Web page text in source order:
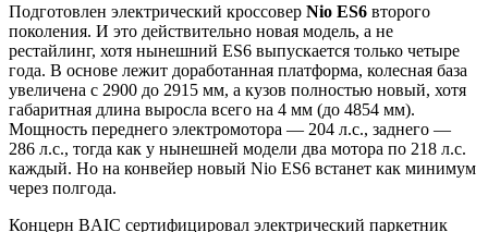
Подготовлен электрический кроссовер Nio ES6 второго
поколения. И это действительно новая модель, а не
рестайлинг, хотя нынешний ES6 выпускается только четыре
года. В основе лежит доработанная платформа, колесная база
увеличена с 2900 до 2915 мм, а кузов полностью новый, хотя
габаритная длина выросла всего на 4 мм (до 4854 мм).
Мощность переднего электромотора — 204 л.с., заднего —
286 л.с., тогда как у нынешней модели два мотора по 218 л.с.
каждый. Но на конвейер новый Nio ES6 встанет как минимум
через полгода.
Концерн BAIC сертифицировал электрический паркетник